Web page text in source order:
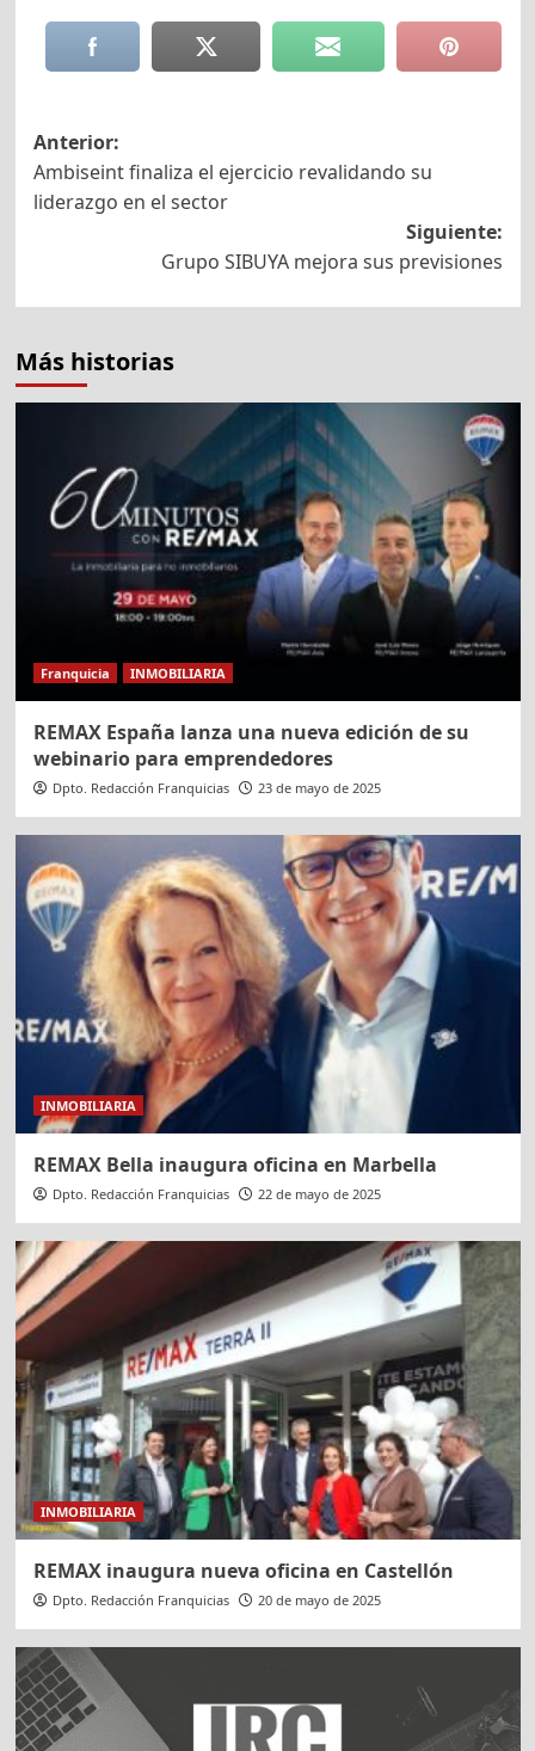
Navegación
de
entradas
Anterior:
Ambiseint finaliza el ejercicio revalidando su
liderazgo en el sector
Siguiente:
Grupo SIBUYA mejora sus previsiones
Más historias
Franquicia INMOBILIARIA
REMAX España lanza una nueva edición de su
webinario para emprendedores
Dpto. Redacción Franquicias 23 de mayo de 2025
INMOBILIARIA
REMAX Bella inaugura oficina en Marbella
Dpto. Redacción Franquicias 22 de mayo de 2025
INMOBILIARIA
REMAX inaugura nueva oficina en Castellón
Dpto. Redacción Franquicias 20 de mayo de 2025